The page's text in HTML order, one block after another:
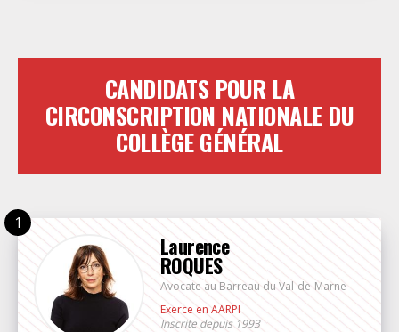
CANDIDATS POUR LA
CIRCONSCRIPTION NATIONALE DU
COLLÈGE GÉNÉRAL
Laurence
ROQUES
Avocate au Barreau du Val-de-Marne
Exerce en AARPI
Inscrite depuis 1993